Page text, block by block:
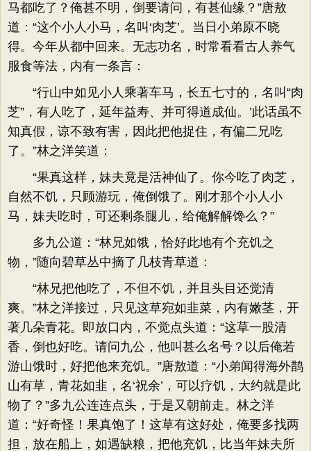
马都吃了？俺甚不明，倒要请问，有甚仙缘？”唐敖
道：“这个小人小马，名叫‘肉芝’。当日小弟原不晓
得。今年从都中回来。无志功名，时常看看古人养气
服食等法，内有一条言：
“行山中如见小人乘著车马，长五七寸的，名叫“肉
芝”，有人吃了，延年益寿、并可得道成仙。’此话虽不
知真假，谅不致有害，因此把他捉住，有偏二兄吃
了。”林之洋笑道：
“果真这样，妹夫竟是活神仙了。你今吃了肉芝，
自然不饥，只顾游玩，俺倒饿了。刚才那个小人小
马，妹夫吃时，可还剩条腿儿，给俺解解馋么？”
多九公道：“林兄如饿，恰好此地有个充饥之
物，”随向碧草丛中摘了几枝青草道：
“林兄把他吃了，不但不饥，并且头目还觉清
爽。”林之洋接过，只见这草宛如韭菜，内有嫩茎，开
著几朵青花。即放口内，不觉点头道：“这草一股清
香，倒也好吃。请问九公，他叫甚么名号？以后俺若
游山饿时，好把他来充饥。”唐敖道：“小弟闻得海外鹊
山有草，青花如韭，名‘祝余’，可以疗饥，大约就是此
物了？”多九公连连点头，于是又朝前走。林之洋
道：“好奇怪！果真饱了！这草有这好处，俺要多找两
担，放在船上，如遇缺粮，把他充饥，比当年妹夫所